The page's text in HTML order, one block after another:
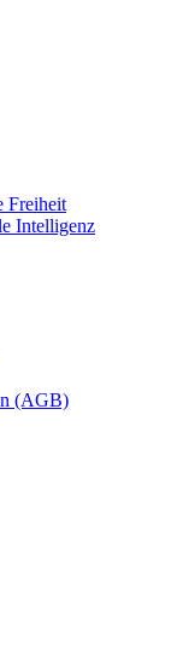
Freiheit
Intelligenz
(AGB)